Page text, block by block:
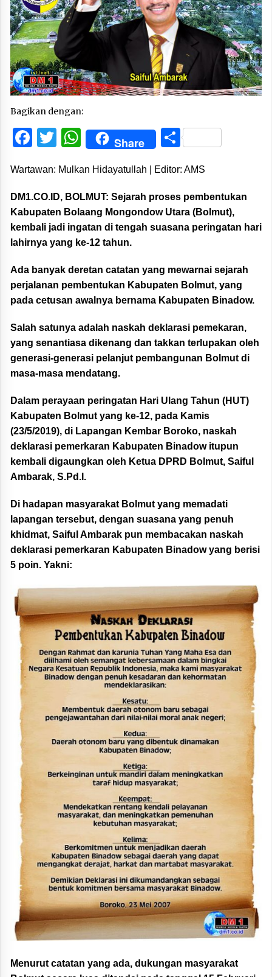
Bagikan dengan:
Facebook
Twitter
WhatsApp
Share Share
Wartawan: Mulkan Hidayatullah | Editor: AMS
DM1.CO.ID, BOLMUT: Sejarah proses pembentukan
Kabupaten Bolaang Mongondow Utara (Bolmut),
kembali jadi ingatan di tengah suasana peringatan hari
lahirnya yang ke-12 tahun.
Ada banyak deretan catatan yang mewarnai sejarah
perjalanan pembentukan Kabupaten Bolmut, yang
pada cetusan awalnya bernama Kabupaten Binadow.
Salah satunya adalah naskah deklarasi pemekaran,
yang senantiasa dikenang dan takkan terlupakan oleh
generasi-generasi pelanjut pembangunan Bolmut di
masa-masa mendatang.
Dalam perayaan peringatan Hari Ulang Tahun (HUT)
Kabupaten Bolmut yang ke-12, pada Kamis
(23/5/2019), di Lapangan Kembar Boroko, naskah
deklarasi pemerkaran Kabupaten Binadow itupun
kembali digaungkan oleh Ketua DPRD Bolmut, Saiful
Ambarak, S.Pd.I.
Di hadapan masyarakat Bolmut yang memadati
lapangan tersebut, dengan suasana yang penuh
khidmat, Saiful Ambarak pun membacakan naskah
deklarasi pemerkaran Kabupaten Binadow yang berisi
5 poin. Yakni:
Menurut catatan yang ada, dukungan masyarakat